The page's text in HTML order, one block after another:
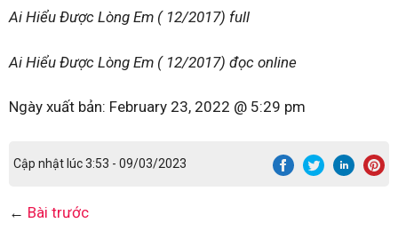
Ai Hiểu Được Lòng Em ( 12/2017) full
Ai Hiểu Được Lòng Em ( 12/2017) đọc online
Ngày xuất bản: February 23, 2022 @ 5:29 pm
Cập nhật lúc 3:53 - 09/03/2023
← Bài trước